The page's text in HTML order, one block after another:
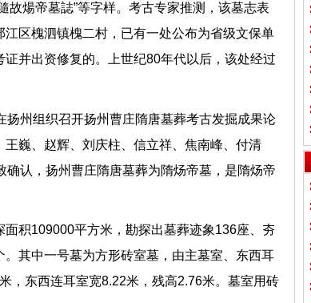
故煬帝墓誌”等字样。考古专家推测，该墓志表
区槐泗镇槐二村，已有一处公布为省级文保单
并出资修复的。上世纪80年代以后，该处经过
州组织召开扬州曹庄隋唐墓葬考古发掘成果论
巍、赵辉、刘庆柱、信立祥、焦南峰、付清
认，扬州曹庄隋唐墓葬为隋炀帝墓，是隋炀帝
积109000平方米，勘探出墓葬迹象136座、夯
其中一号墓为方形砖室墓，由主墓室、东西耳
，东西连耳室宽8.22米，残高2.76米。墓室用砖